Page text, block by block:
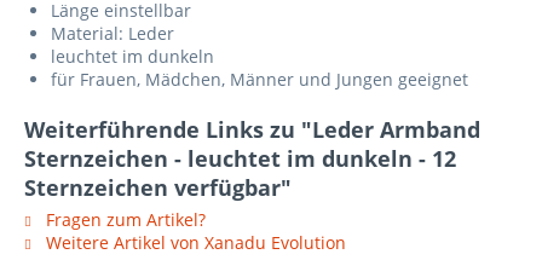
Länge einstellbar
Material: Leder
leuchtet im dunkeln
für Frauen, Mädchen, Männer und Jungen geeignet
Weiterführende Links zu "Leder Armband
Sternzeichen - leuchtet im dunkeln - 12
Sternzeichen verfügbar"
Fragen zum Artikel?
Weitere Artikel von Xanadu Evolution